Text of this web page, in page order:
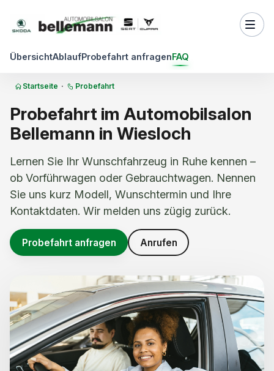
ÜbersichtAblaufProbefahrt anfragenFAQ
Startseite · Probefahrt
Probefahrt im Automobilsalon
Bellemann in Wiesloch
Lernen Sie Ihr Wunschfahrzeug in Ruhe kennen –
ob Vorführwagen oder Gebrauchtwagen. Nennen
Sie uns kurz Modell, Wunschtermin und Ihre
Kontaktdaten. Wir melden uns zügig zurück.
Probefahrt anfragen Anrufen